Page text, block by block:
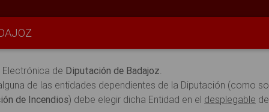
Electrónica de Diputación de Badajoz
de las entidades dependientes de la Diputación (como
de Incendios) debe elegir dicha Entidad en el desplegable